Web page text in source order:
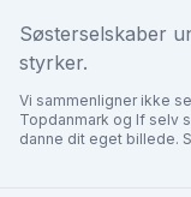
Søsterselskaber
styrker.
Vi sammenligner ikke
Topdanmark og If selv
danne dit eget billede.